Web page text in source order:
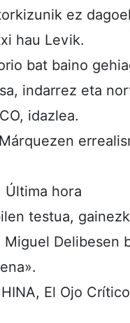
ez
hau Levik.
bat baino
indarrez eta
idazlea.
Última hora
testua,
Delibesen
El Ojo